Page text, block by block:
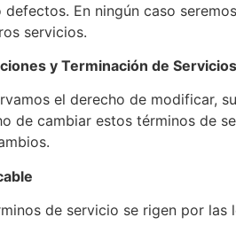
defectos. En ningún caso
servicios.
y Terminación de Servicios
el derecho de modificar,
de cambiar estos términos de
de servicio se rigen por